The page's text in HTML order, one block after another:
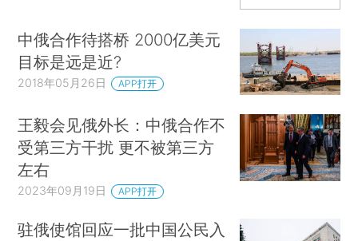
中俄合作待搭桥 2000亿美元
目标是远是近?
2018年05月26日 APP打开
王毅会见俄外长：中俄合作不
受第三方干扰 更不被第三方
左右
2023年09月19日 APP打开
驻俄使馆回应一批中国公民入